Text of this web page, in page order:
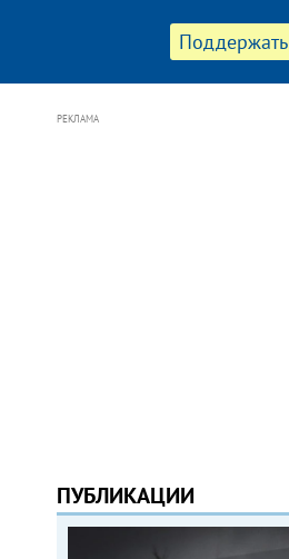
Поддержать
РЕКЛАМА
ПУБЛИКАЦИИ